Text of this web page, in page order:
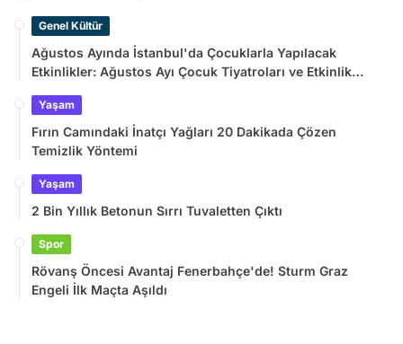
Genel Kültür
Ağustos Ayında İstanbul'da Çocuklarla Yapılacak
Etkinlikler: Ağustos Ayı Çocuk Tiyatroları ve Etkinlik
Yaşam
Fırın Camındaki İnatçı Yağları 20 Dakikada Çözen
Temizlik Yöntemi
Yaşam
2 Bin Yıllık Betonun Sırrı Tuvaletten Çıktı
Spor
Rövanş Öncesi Avantaj Fenerbahçe'de! Sturm Graz
Engeli İlk Maçta Aşıldı